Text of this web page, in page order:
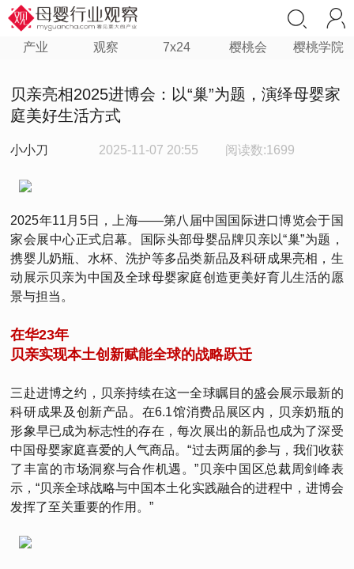
产业 观察 7x24 樱桃会 樱桃学院
贝亲亮相2025进博会：以“巢”为题，演绎母婴家
庭美好生活方式
小小刀 2025-11-07 20:55 阅读数:1699
2025年11月5日，上海——第八届中国国际进口博览会于国
家会展中心正式启幕。国际头部母婴品牌贝亲以“巢”为题，
携婴儿奶瓶、水杯、洗护等多品类新品及科研成果亮相，生
动展示贝亲为中国及全球母婴家庭创造更美好育儿生活的愿
景与担当。
在华23年
贝亲实现本土创新赋能全球的战略跃迁
三赴进博之约，贝亲持续在这一全球瞩目的盛会展示最新的
科研成果及创新产品。在6.1馆消费品展区内，贝亲奶瓶的
形象早已成为标志性的存在，每次展出的新品也成为了深受
中国母婴家庭喜爱的人气商品。“过去两届的参与，我们收获
了丰富的市场洞察与合作机遇。”贝亲中国区总裁周剑峰表
示，“贝亲全球战略与中国本土化实践融合的进程中，进博会
发挥了至关重要的作用。”